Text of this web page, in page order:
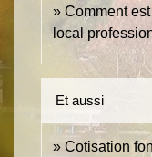
Comment
local
Et aussi
Cotisation